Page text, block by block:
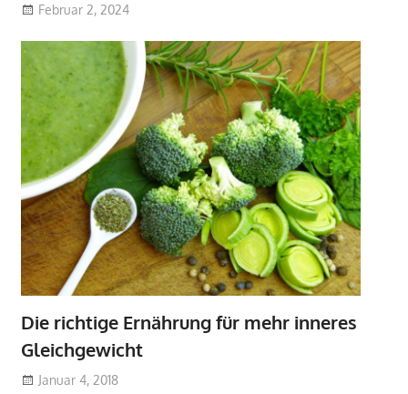
Februar 2, 2024
Die richtige Ernährung für mehr inneres
Gleichgewicht
Januar 4, 2018